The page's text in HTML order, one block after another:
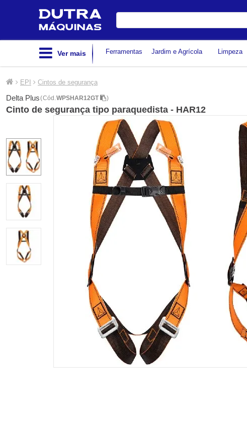
Digite
Ver mais Ferramentas Jardim e Agrícola Limpeza
EPI Cintos de segurança
Delta Plus(Cód. WPSHAR12GT )
Cinto de segurança tipo paraquedista - HAR12